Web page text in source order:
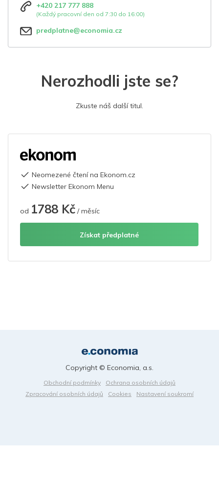
+420 217 777 888
(Každý pracovní den od 7:30 do 16:00)
predplatne@economia.cz
Nerozhodli jste se?
Zkuste náš další titul.
Neomezené čtení na Ekonom.cz
Newsletter Ekonom Menu
od 1788 Kč / měsíc
Získat předplatné
Obchodní podmínky
Ochrana osobních údajů
Zpracování osobních údajů
Cookies Nastavení soukromí
Copyright © Economia, a.s.